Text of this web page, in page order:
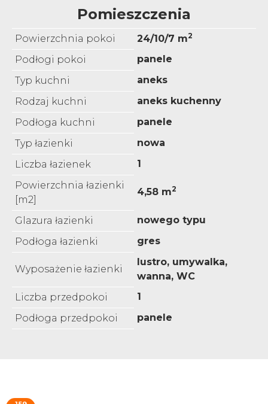
Pomieszczenia
Powierzchnia pokoi 24/10/7 m2
Podłogi pokoi
panele
Typ kuchni
aneks
Rodzaj kuchni
aneks kuchenny
Podłoga kuchni
panele
Typ łazienki
nowa
Liczba łazienek
1
Powierzchnia łazienki
[m2]
4,58 m2
Glazura łazienki
nowego typu
Podłoga łazienki
gres
Wyposażenie łazienki
lustro, umywalka,
wanna, WC
Liczba przedpokoi
1
Podłoga przedpokoi
panele